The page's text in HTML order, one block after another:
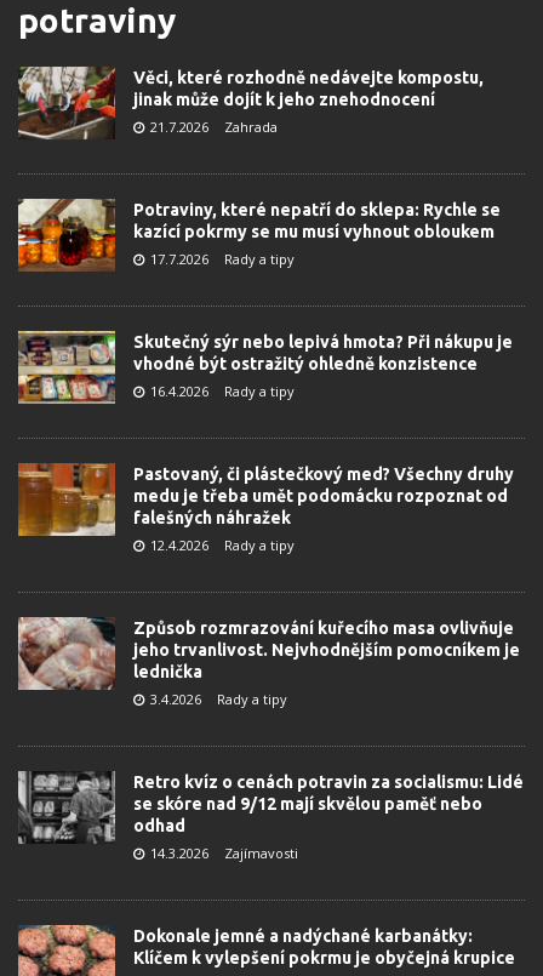
potraviny
Věci, které rozhodně nedávejte kompostu,
jinak může dojít k jeho znehodnocení
21.7.2026 Zahrada
Potraviny, které nepatří do sklepa: Rychle se
kazící pokrmy se mu musí vyhnout obloukem
17.7.2026 Rady a tipy
Skutečný sýr nebo lepivá hmota? Při nákupu je
vhodné být ostražitý ohledně konzistence
16.4.2026 Rady a tipy
Pastovaný, či plástečkový med? Všechny druhy
medu je třeba umět podomácku rozpoznat od
falešných náhražek
12.4.2026 Rady a tipy
Způsob rozmrazování kuřecího masa ovlivňuje
jeho trvanlivost. Nejvhodnějším pomocníkem je
lednička
3.4.2026 Rady a tipy
Retro kvíz o cenách potravin za socialismu: Lidé
se skóre nad 9/12 mají skvělou paměť nebo
odhad
14.3.2026 Zajímavosti
Dokonale jemné a nadýchané karbanátky:
Klíčem k vylepšení pokrmu je obyčejná krupice